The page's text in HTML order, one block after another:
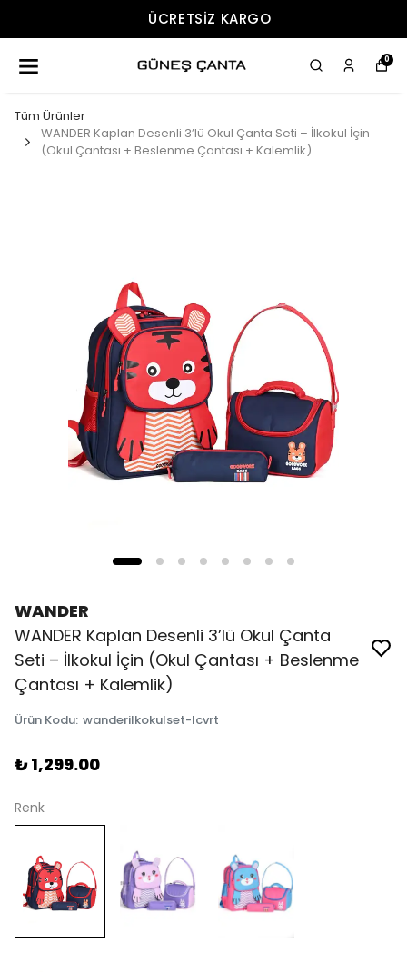
ÜCRETSIZ KARGO
0
Tüm Ürünler
WANDER Kaplan Desenli 3’lü Okul Çanta Seti – İlkokul İçin
(Okul Çantası + Beslenme Çantası + Kalemlik)
WANDER
WANDER Kaplan Desenli 3’lü Okul Çanta
Seti – İlkokul İçin (Okul Çantası + Beslenme
Çantası + Kalemlik)
Ürün Kodu: wanderilkokulset-lcvrt
₺ 1,299.00
Renk